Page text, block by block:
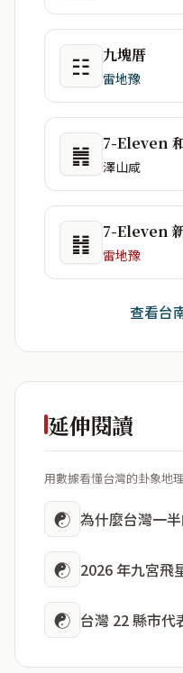
☷ 九塊厝
雷地豫
䷞ 7-Eleven
澤山咸
䷏ 7-Eleven
雷地豫
查看台
延伸閱讀
用數據看懂台灣的卦象地
☯ 為什麼台灣一
☯ 2026 年九宮飛
☯ 台灣 22 縣市代